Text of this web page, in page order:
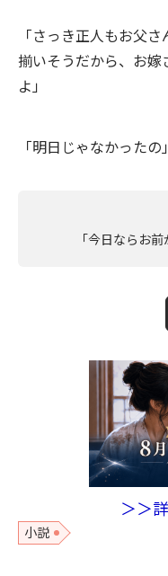
「さっき正人もお父
揃いそうだから、お嫁
よ」
「明日じゃなかったの」
「今日ならお
＞＞
小説